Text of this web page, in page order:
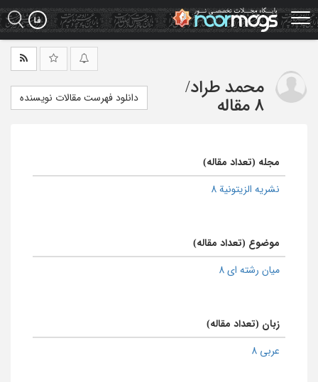
Skip
to
main
محمد طراد/
8 مقاله
دانلود فهرست مقالات نویسنده
مجله (تعداد مقاله)
نشریه الزیتونیة 8
موضوع (تعداد مقاله)
میان رشته ای 8
زبان (تعداد مقاله)
عربی 8